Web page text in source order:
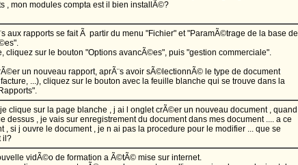
, mon modules compta est il bien installÃ©?
aux rapports se fait Ã partir du menu "Fichier" et "ParamÃ©trage de la base de
cliquez sur le bouton "Options avancÃ©es", puis "gestion commerciale".
un nouveau rapport, aprÃ¨s avoir sÃ©lectionnÃ© le type de document
...), cliquez sur le bouton avec la feuille blanche qui se trouve dans la
clique sur la page blanche , j ai l onglet crÃ©er un nouveau document , quand
dessus , je vais sur enregistrement du document dans mes document .... a ce
, si j ouvre le document , je n ai pas la procedure pour le modifier ... que se
il?
vidÃ©o de formation a Ã©tÃ© mise sur internet.